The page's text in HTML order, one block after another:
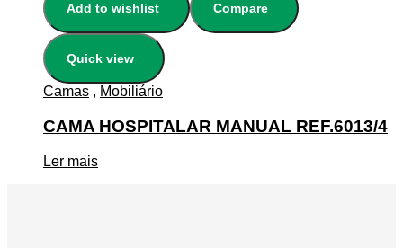
Add to wishlist Compare
Quick view
Camas , Mobiliário
CAMA HOSPITALAR MANUAL REF.6013/4
Ler mais